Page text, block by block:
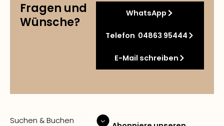
Fragen und
Wünsche?
WhatsApp
Telefon 04863 95444
E-Mail schreiben
Suchen & Buchen